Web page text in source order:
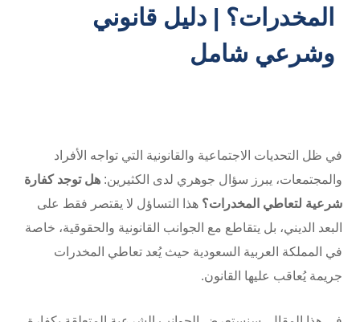
المخدرات؟ | دليل قانوني
وشرعي شامل
في ظل التحديات الاجتماعية والقانونية التي تواجه الأفراد
والمجتمعات، يبرز سؤال جوهري لدى الكثيرين:هل توجد كفارة
شرعية لتعاطي المخدرات؟ هذا التساؤل لا يقتصر فقط على
البعد الديني، بل يتقاطع مع الجوانب القانونية والحقوقية، خاصة
في المملكة العربية السعودية حيث يُعد تعاطي المخدرات
جريمة يُعاقب عليها القانون.